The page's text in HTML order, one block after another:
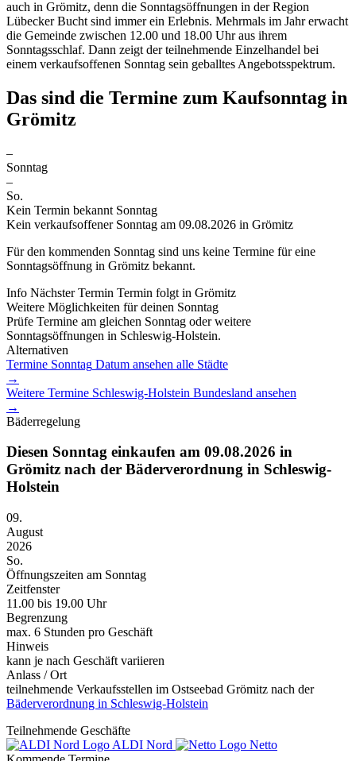
auch in Grömitz, denn die Sonntagsöffnungen in der Region
Lübecker Bucht sind immer ein Erlebnis. Mehrmals im Jahr erwacht
die Gemeinde zwischen 12.00 und 18.00 Uhr aus ihrem
Sonntagsschlaf. Dann zeigt der teilnehmende Einzelhandel bei
einem verkaufsoffenen Sonntag sein geballtes Angebotsspektrum.
Das sind die Termine zum Kaufsonntag in
Grömitz
–
Sonntag
–
So.
Kein Termin bekannt Sonntag
Kein verkaufsoffener Sonntag am 09.08.2026 in Grömitz
Für den kommenden Sonntag sind uns keine Termine für eine
Sonntagsöffnung in Grömitz bekannt.
Info Nächster Termin Termin folgt in Grömitz
Weitere Möglichkeiten für deinen Sonntag
Prüfe Termine am gleichen Sonntag oder weitere
Sonntagsöffnungen in Schleswig-Holstein.
Alternativen
Termine Sonntag Datum ansehen alle Städte
→
Weitere Termine Schleswig-Holstein Bundesland ansehen
→
Bäderregelung
Diesen Sonntag einkaufen am 09.08.2026 in
Grömitz nach der Bäderverordnung in Schleswig-
Holstein
09.
August
2026
So.
Öffnungszeiten am Sonntag
Zeitfenster
11.00 bis 19.00 Uhr
Begrenzung
max. 6 Stunden pro Geschäft
Hinweis
kann je nach Geschäft variieren
Anlass / Ort
teilnehmende Verkaufsstellen im Ostseebad Grömitz nach der
Bäderverordnung in Schleswig-Holstein
Teilnehmende Geschäfte
ALDI Nord
Netto